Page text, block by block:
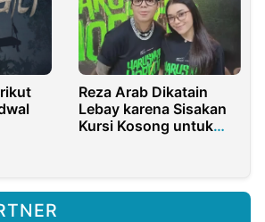
Reza Arab Dikatain
Lebay karena Sisakan
Kursi Kosong untuk